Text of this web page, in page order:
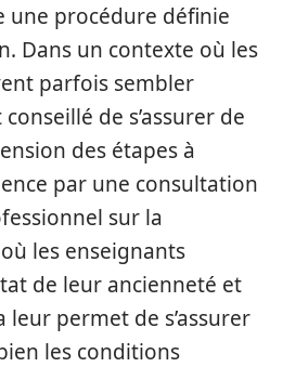
une procédure définie
Dans un contexte où les
parfois sembler
de s’assurer de
des étapes à
par une consultation
sur la
les enseignants
de leur ancienneté et
leur permet de s’assurer
les conditions